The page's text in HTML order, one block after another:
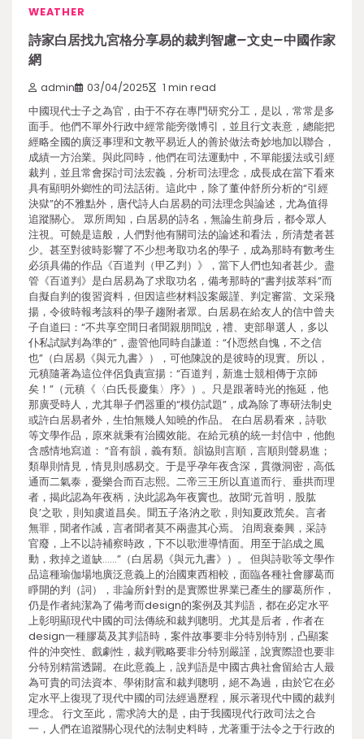
WEATHER
詩家白居找九宮格分享易的裁判智慮–文史–中國作家
網
admin 03/04/2025 1 min read
中國現代士子之為官，由于不存在專門研究分工，是以，常常是多
面手。他們不單外行政中經常能旁徵博引，並且行文表意，總能把
經略全國的廣泛事理和文教平易近人的善於做法奇妙地加以聯合，
成績一方治業。與此同時，他們在司法運動中，不單能援法或引經
裁判，並且常會探討司法宏義，分析司法理念，成長成在當下看來
具有顯明外鄉性的司法話術。這此中，除了董仲舒所分析的“引經
決獄”的不雅點外，唐代詩人白居易的司法理念與論述，尤為值得
追蹤關心。 眾所周知，白居易的詩名，無論生前身后，都令眾人
注視。可饒是這般，人們對他有關司法的論述和看法，所清楚者甚
少。甚至對彼時影響了不少想考取功名的學子，成為那時有數考生
必須具備的作品《百道判（甲乙判）》，當下人們也知者甚少。盡
管《百道判》是白居易為了求取功名，備考那時的“書判拔萃科”而
自擬自判的復習資料，但因這些材料設案嚴謹、判定審當、文采飛
揚，令彼時報考該科的學子趨附者眾。白居易在給友人的信中曾夫
子自道曰：“不共享空間日者聞親朋間說，禮、吏部舉選人，多以
仆私試賦判為準的”，盡管他同時自謙道：“仆恧然自愧，不之信
也”（白居易《與元九書》），可他陳說的是彼時的現實。所以，
元稹隨著為這位伴侶負責宣揚：“百道判，新進士競相傳于京師
矣！”（元稹《〈白氏長慶集〉序》）。只是跟著時光的拖延，他
那廣受時人，尤其舉子們器重的“模仿試題”，成為除了專研法制史
或許白居易者外，生怕無幾人知曉的作品。 在白居易看來，詩歌
等文學作品，原來就秉有治國效能。在給元稹的統一封信中，他飽
含感情地寫道： “音有韻，義有類。韻協則言順，言順則聲易進；
類舉則情見，情見則感易交。于是乎孕年夜含深，貫微洞密，高低
通而二氣泰，憂樂合而百志熙。二帝三王所以直道而行、垂拱而理
者，揭此認為年夜柄，決此認為年夜竇也。故聞‘元首明，股肱
良’之歌，則知虞道昌矣。聞五子洛汭之歌，則知夏政荒矣。言者
無罪，聞者作誡，言者聞者莫不兩盡其心焉。 洎周衰秦興，采詩
官廢，上不以詩補察時政，下不以歌泄導情面。用至于諂成之風
動，救掉之道缺……”（白居易《與元九書》）。 但與詩歌等文學作
品這種瑜伽場地廣泛意義上的治國東西相較，面臨各種社會膠葛而
睜開的判（詞），非論所針對的是實際世界業已產生的膠葛所作，
仍是作者純潔為了備考而design的案例及其判語，都在必定水平
上彰明顯現代中國的司法傳統和裁判聰明。尤其是后者，作者在
design一種膠葛及其判語時，案件故事要非分特別特別，凸顯案
件的沖突性、戲劇性，裁判戰略要非分特別嚴謹，說實際證也要非
分特別精當透闢。在此意義上，說判語是中國古典社會留給古人最
為可貴的司法資本、學術財富和裁判聰明，絕不為過，由於它在必
定水平上復現了現代中國的司法經過歷程，展示著現代中國的裁判
理念。 行文至此，需求誇大的是，由于我國現代行政司法之合
一，人們在追蹤關心現代的法制史料時，尤著重于法令之于行政的